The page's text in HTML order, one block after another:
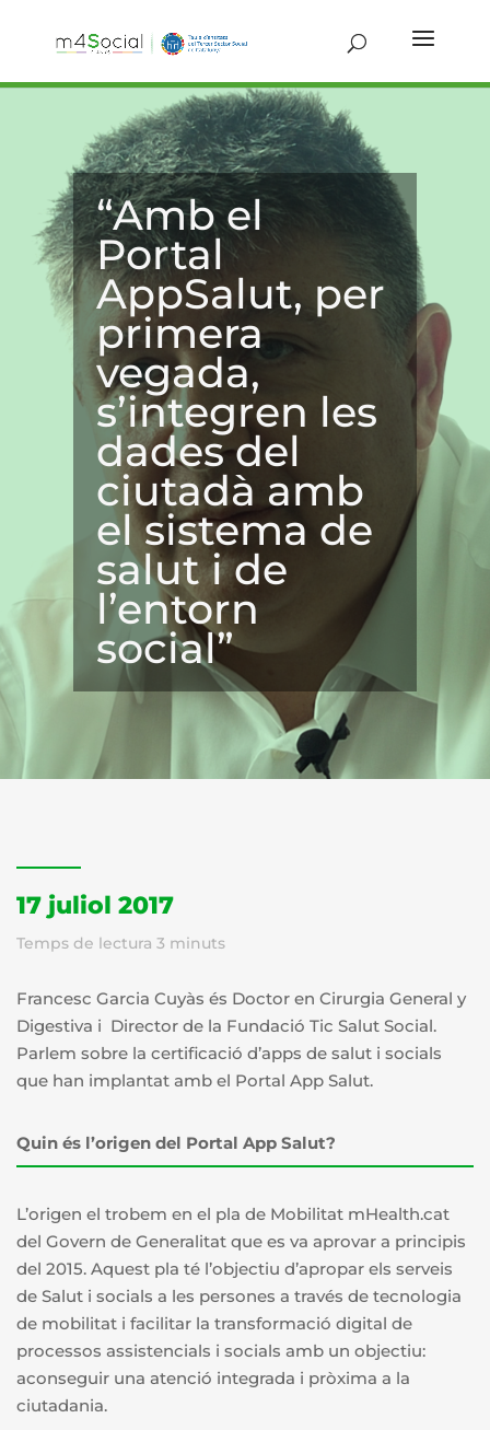
“Amb el
Portal
AppSalut, per
primera
vegada,
s’integren les
dades del
ciutadà amb
el sistema de
salut i de
l’entorn
social”
17 juliol 2017
Temps de lectura 3 minuts
Francesc Garcia Cuyàs és Doctor en Cirurgia General y
Digestiva i Director de la Fundació Tic Salut Social.
Parlem sobre la certificació d’apps de salut i socials
que han implantat amb el Portal App Salut.
Quin és l’origen del Portal App Salut?
L’origen el trobem en el pla de Mobilitat mHealth.cat
del Govern de Generalitat que es va aprovar a principis
del 2015. Aquest pla té l’objectiu d’apropar els serveis
de Salut i socials a les persones a través de tecnologia
de mobilitat i facilitar la transformació digital de
processos assistencials i socials amb un objectiu:
aconseguir una atenció integrada i pròxima a la
ciutadania.